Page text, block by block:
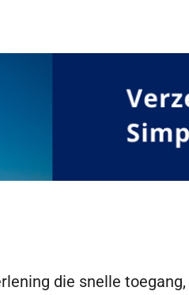
die snelle